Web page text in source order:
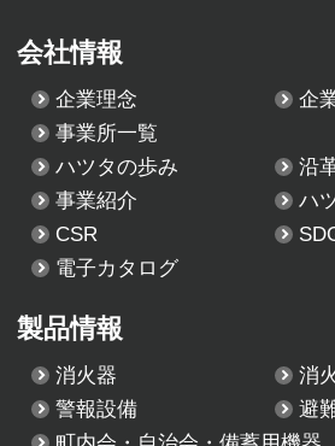
会社情報
企業理念
企
事業所一覧
ハツタの歩み
沿
事業紹介
ハ
CSR
電子カタログ
製品情報
消火器
消
警報設備
避